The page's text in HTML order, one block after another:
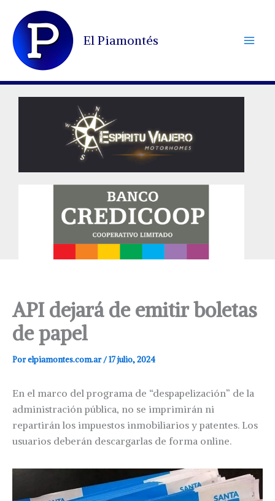
contenido
El Piamontés
API dejará de emitir boletas
de papel
Porelpiamontes.com.ar/17 julio, 2024
En el marco del programa de “despapelización” de la
administración pública, no se imprimirán ni
repartirán los impuestos inmobiliarios y patentes. Los
usuarios deberán descargarlas de forma online.